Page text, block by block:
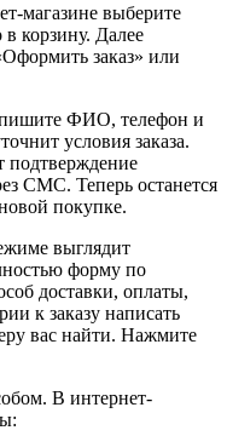
магазине выберите
корзину. Далее
заказ» или
ФИО, телефон и
условия заказа.
подтверждение
СМС. Теперь останется
покупке.
выглядит
форму по
доставки, оплаты,
к заказу написать
вас найти. Нажмите
В интернет-